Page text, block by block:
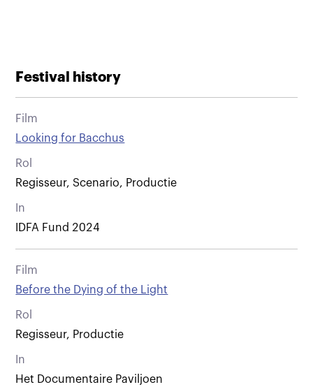
Festival history
Film
Looking for Bacchus
Rol
Regisseur, Scenario, Productie
In
IDFA Fund 2024
Film
Before the Dying of the Light
Rol
Regisseur, Productie
In
Het Documentaire Paviljoen